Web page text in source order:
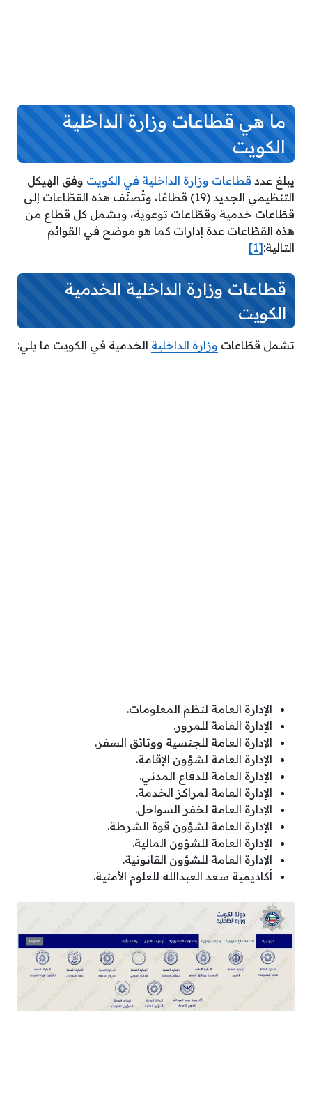
ما هي قطاعات وزارة الداخلية
الكويت
يبلغ عدد قطاعات وزارة الداخلية في الكويت وفق الهيكل
التنظيمي الجديد (19) قطاعًا، وتُصنّف هذه القطّاعات إلى
قطّاعات خدمية وقطّاعات توعوية، ويشمل كل قطاع من
هذه القطّاعات عدة إدارات كما هو موضح في القوائم
التالية:[1]
قطاعات وزارة الداخلية الخدمية
الكويت
تشمل قطّاعات وزارة الداخلية الخدمية في الكويت ما يلي:
الإدارة العامة لنظم المعلومات.
الإدارة العامة للمرور.
الإدارة العامة للجنسية ووثائق السفر.
الإدارة العامة لشؤون الإقامة.
الإدارة العامة للدفاع المدني.
الإدارة العامة لمراكز الخدمة.
الإدارة العامة لخفر السواحل.
الإدارة العامة لشؤون قوة الشرطة.
الإدارة العامة للشؤون المالية.
الإدارة العامة للشؤون القانونية.
أكاديمية سعد العبدالله للعلوم الأمنية.